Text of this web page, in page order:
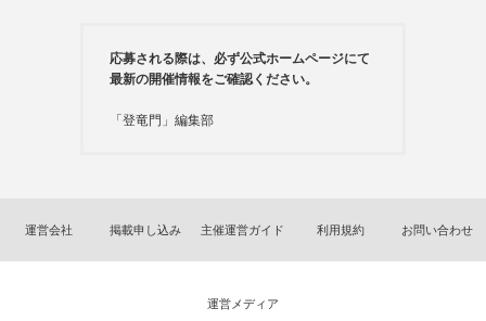
応募される際は、必ず公式ホームページにて
最新の開催情報をご確認ください。
「登竜門」編集部
運営会社 掲載申し込み 主催運営ガイド 利用規約 お問い合わせ
運営メディア